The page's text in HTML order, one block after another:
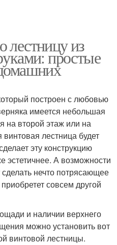
лестницу из
простые
построен с любовью
имеется небольшая
на второй этаж или на
лестница будет
эту конструкцию
эстетичнее. А возможности
нечто потрясающее
совсем другой
и наличии верхнего
можно установить вот
винтовой лестницы.